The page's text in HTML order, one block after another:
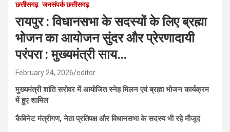
छत्तीसगढ़ जनसंपर्क छत्तीसगढ़
रायपुर : विधानसभा के सदस्यों के लिए ब्रह्मा
भोजन का आयोजन सुंदर और प्रेरणादायी
परंपरा : मुख्यमंत्री साय…
February 24, 2026 editor
मुख्यमंत्री शांति सरोवर में आयोजित स्नेह मिलन एवं ब्रह्मा भोजन कार्यक्रम
में हुए शामिल
कैबिनेट मंत्रीगण, नेता प्रतिपक्ष और विधानसभा के सदस्य भी रहे मौजूद